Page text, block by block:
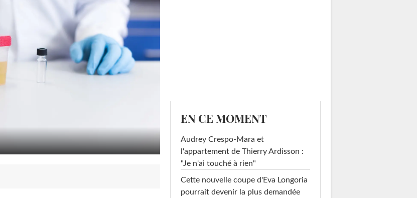
EN CE MOMENT
Audrey Crespo-Mara et
l'appartement de Thierry Ardisson :
"Je n'ai touché à rien"
Cette nouvelle coupe d'Eva Longoria
pourrait devenir la plus demandée